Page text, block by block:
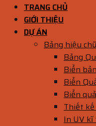
TRANG CHỦ
GIỚI THIỆU
DỰ ÁN
Bảng hiệu
Bảng
Biển
Biển
Biển
Thiết kế
In UV